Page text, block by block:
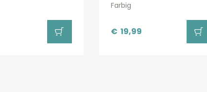
Farbig
€ 19,99